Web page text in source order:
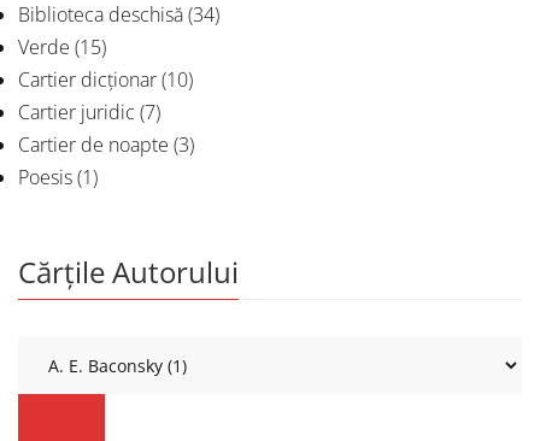
Biblioteca deschisă(34)
Verde (15)
Cartier dicționar(10)
Cartier juridic (7)
Cartier de noapte (3)
Poesis(1)
Cărțile Autorului